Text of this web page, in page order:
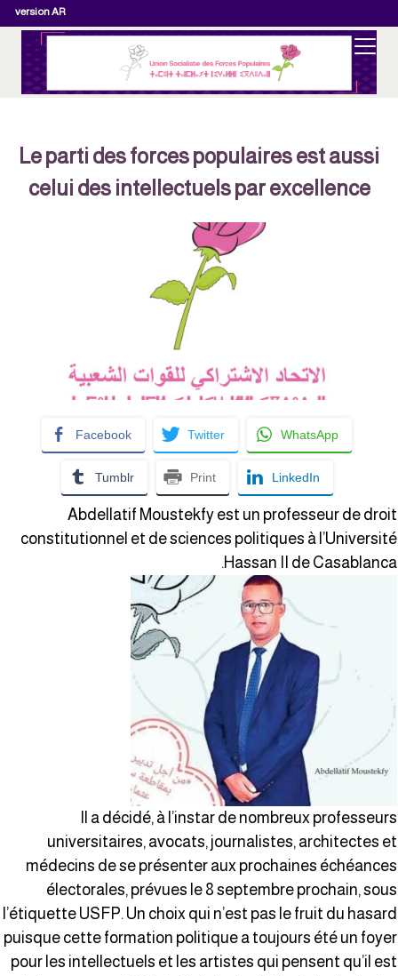
version AR
Le parti des forces populaires est aussi
celui des intellectuels par excellence
Facebook Twitter WhatsApp
Tumblr Print LinkedIn
Abdellatif Moustekfy est un professeur de
constitutionnel et de sciences politiques à
Hassan II de
Il a décidé, à l’instar de nombreux
universitaires, avocats, journalistes, architectes
médecins de se présenter aux prochaines
électorales, prévues le 8 septembre prochain,
l’étiquette USFP. Un choix qui n’est pas le fruit du
puisque cette formation politique a toujours été un
pour les intellectuels et les artistes qui pensent qu’il